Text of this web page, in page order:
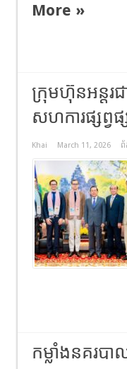
More »
ក្រុមហ៊ុនអន្តរជ
សហការផ្សព្
Khai March 11, 2026 ព័
កម្លាំងនគរបា